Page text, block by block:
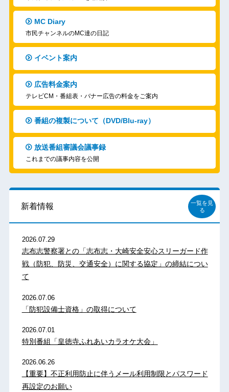
MC Diary
市民チャンネルのMC達の日記
イベント案内
広告料金案内
テレビCM・番組表・バナー広告の料金をご案内
番組の複製について（DVD/Blu-ray）
放送番組審議会議事録
これまでの議事内容を公開
新着情報
一覧を見
る
2026.07.29
志布志警察署との「志布志・大崎安全安心スリーガード作
戦（防犯、防災、交通安全）に関する協定」の締結につい
て
2026.07.06
「防犯設備士資格」の取得について
2026.07.01
特別番組「皇徳寺ふれあいカラオケ大会」
2026.06.26
【重要】不正利用防止に伴うメール利用制限とパスワード
再設定のお願い